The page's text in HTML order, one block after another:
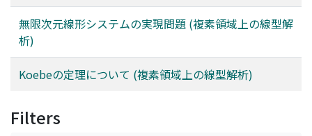
無限次元線形システムの実現問題 (複素領域上の線型解
析)
Koebeの定理について (複素領域上の線型解析)
Filters